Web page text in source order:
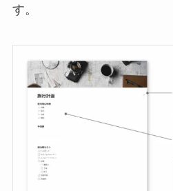
す。